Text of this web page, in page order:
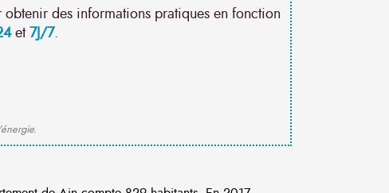
des informations pratiques en fonction
et7J/7.